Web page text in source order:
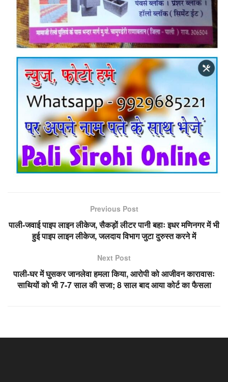
Previous Post
पाली-जवाई पाइप लाइन लीकेज, सैकड़ों लीटर पानी बहाः इधर मणिनगर में भी
हुई पाइप लाइन लीकेज, जलदाय विभाग जुटा दुरुस्त करने में
Next Post
पाली-घर में घुसकर जानलेवा हमला किया, आरोपी को आजीवन कारावासः
साथियों को भी 7-7 साल की सजा; 8 साल बाद आया कोर्ट का फैसला